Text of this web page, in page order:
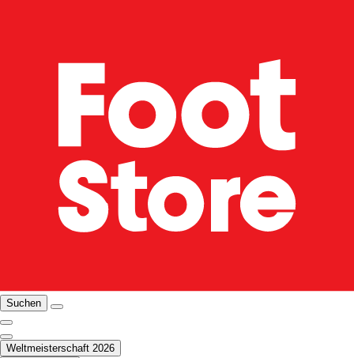
Suchen
Weltmeisterschaft 2026